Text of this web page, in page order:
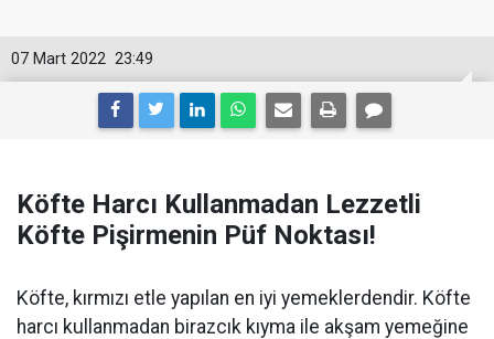
23:49
07 Mart 2022
Köfte Harcı Kullanmadan Lezzetli
Köfte Pişirmenin Püf Noktası!
Köfte, kırmızı etle yapılan en iyi yemeklerdendir. Köfte
harcı kullanmadan birazcık kıyma ile akşam yemeğine